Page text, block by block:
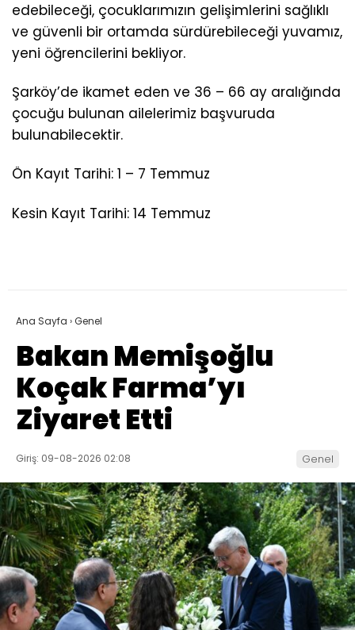
edebileceği, çocuklarımızın gelişimlerini sağlıklı
ve güvenli bir ortamda sürdürebileceği yuvamız,
yeni öğrencilerini bekliyor.
Şarköy’de ikamet eden ve 36 – 66 ay aralığında
çocuğu bulunan ailelerimiz başvuruda
bulunabilecektir.
Ön Kayıt Tarihi: 1 – 7 Temmuz
Kesin Kayıt Tarihi: 14 Temmuz
Ana Sayfa ›Genel
Bakan Memişoğlu
Koçak Farma’yı
Ziyaret Etti
Giriş: 09-08-2026 02:08 Genel